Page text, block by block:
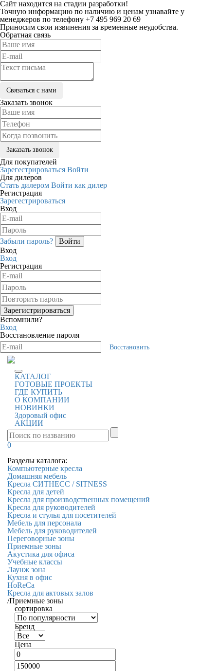
Сайт находится на стадии разработки!
Точную информацию по наличию и ценам узнавайте у
менеджеров по телефону +7 495 969 20 69
Приносим свои извинения за временные неудобства.
Обратная связь
Заказать звонок
Для покупателей
Зарегестрироваться Войти
Для дилеров
Стать дилером Войти как дилер
Регистрация
Зарегестрироваться
Вход
Забыли пароль?
Вход
Вход
Регистрация
Вспомнили?
Вход
Восстановление пароля
Восстановить
КАТАЛОГ
ГОТОВЫЕ ПРОЕКТЫ
ГДЕ КУПИТЬ
О КОМПАНИИ
НОВИНКИ
Здоровый офис
АКЦИИ
0
Разделы каталога:
Компьютерные кресла
Домашняя мебель
Кресла СИТНЕСС / SITNESS
Кресла для детей
Кресла для производственных помещений
Кресла для руководителей
Кресла и стулья для посетителей
Мебель для персонала
Мебель для руководителей
Переговорные зоны
Приемные зоны
Акустика для офиса
Учебные классы
Лаунж зона
Кухня в офис
HoReCa
Кресла для актовых залов
/Приемные зоны
сортировка
Бренд
Цена